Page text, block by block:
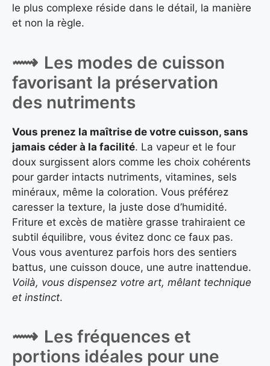
le plus complexe réside dans le détail, la manière
et non la règle.
Les modes de cuisson
favorisant la préservation
des nutriments
Vous prenez la maîtrise de votre cuisson, sans
jamais céder à la facilité. La vapeur et le four
doux surgissent alors comme les choix cohérents
pour garder intacts nutriments, vitamines, sels
minéraux, même la coloration. Vous préférez
caresser la texture, la juste dose d’humidité.
Friture et excès de matière grasse trahiraient ce
subtil équilibre, vous évitez donc ce faux pas.
Vous vous aventurez parfois hors des sentiers
battus, une cuisson douce, une autre inattendue.
Voilà, vous dispensez votre art, mêlant technique
et instinct.
Les fréquences et
portions idéales pour une